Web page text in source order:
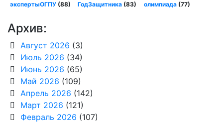
экспертыОГПУ(88) ГодЗащитника (83) олимпиада(77)
Архив:
Август 2026 (3)
Июль 2026 (34)
Июнь 2026 (65)
Май 2026 (109)
Апрель 2026 (142)
Март 2026 (121)
Февраль 2026 (107)